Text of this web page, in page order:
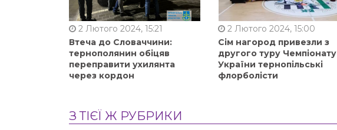
2 Лютого 2024, 15:21
Втеча до Словаччини:
тернополянин обіцяв
переправити ухилянта
через кордон
2 Лютого 2024, 15:00
Сім нагород привезли з
другого туру Чемпіонату
України тернопільські
флорболісти
З ТІЄЇ Ж РУБРИКИ